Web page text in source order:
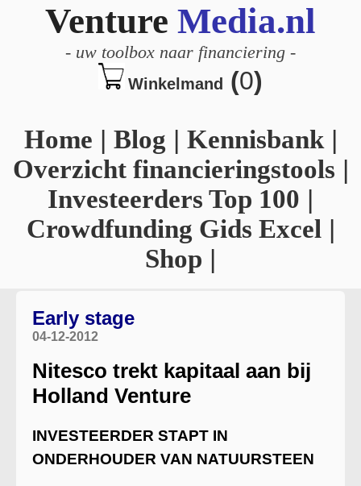
Venture Media.nl
- uw toolbox naar financiering -
Winkelmand (0)
Home | Blog | Kennisbank|
Overzicht financieringstools |
Investeerders Top 100 |
Crowdfunding Gids Excel |
Shop |
Early stage
04-12-2012
Nitesco trekt kapitaal aan bij
Holland Venture
INVESTEERDER STAPT IN
ONDERHOUDER VAN NATUURSTEEN